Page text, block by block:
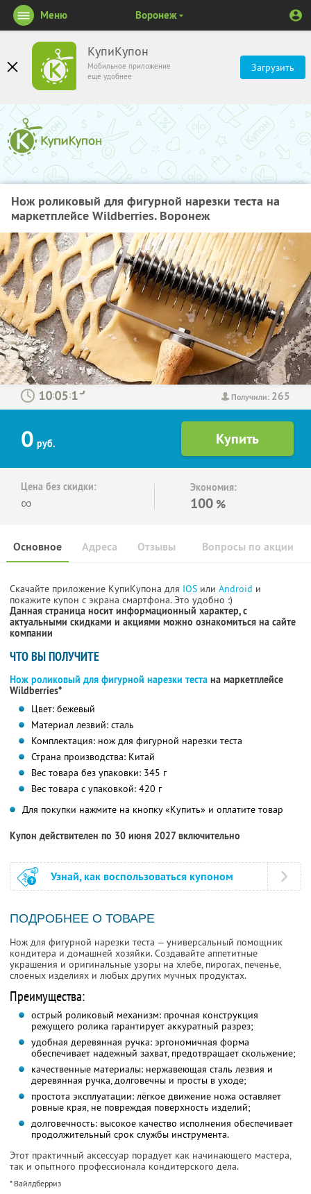
КупиКупон
Мобильное приложение
ещё удобнее
Загрузить
Меню Воронеж
Нож роликовый для фигурной нарезки теста на
маркетплейсе Wildberries. Воронеж
Получили: 265
: :
0 руб.
Цена без скидки:
∞
Экономия:
100 %
Основное Отзывы Вопросы по акции
Адреса
Скачайте приложение КупиКупона для IOS или Android и
покажите купон с экрана смартфона. Это удобно :)
Данная страница носит информационный характер, с
актуальными скидками и акциями можно ознакомиться на сайте
компании
ЧТО ВЫ ПОЛУЧИТЕ
Нож роликовый для фигурной нарезки теста на маркетплейсе
Wildberries*
Цвет: бежевый
Материал лезвий: сталь
Комплектация: нож для фигурной нарезки теста
Страна производства: Китай
Вес товара без упаковки: 345 г
Вес товара с упаковкой: 420 г
Для покупки нажмите на кнопку «Купить» и оплатите товар
Купон действителен по 30 июня 2027 включительно
Узнай, как воспользоваться купоном
ПОДРОБНЕЕ О ТОВАРЕ
Нож для фигурной нарезки теста — универсальный помощник
кондитера и домашней хозяйки. Создавайте аппетитные
украшения и оригинальные узоры на хлебе, пирогах, печенье,
слоеных изделиях и любых других мучных продуктах.
Преимущества:
острый роликовый механизм: прочная конструкция
режущего ролика гарантирует аккуратный разрез;
удобная деревянная ручка: эргономичная форма
обеспечивает надежный захват, предотвращает скольжение;
качественные материалы: нержавеющая сталь лезвия и
деревянная ручка, долговечны и просты в уходе;
простота эксплуатации: лёгкое движение ножа оставляет
ровные края, не повреждая поверхность изделий;
долговечность: высокое качество исполнения обеспечивает
продолжительный срок службы инструмента.
Этот практичный аксессуар порадует как начинающего мастера,
так и опытного профессионала кондитерского дела.
* Вайлдберриз